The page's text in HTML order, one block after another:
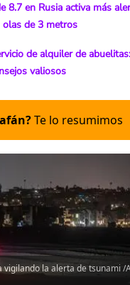
8.7 en Rusia activa más
olas de 3 metros
de alquiler de
valiosos
Te lo resumimos
vigilando la alerta de tsunami /